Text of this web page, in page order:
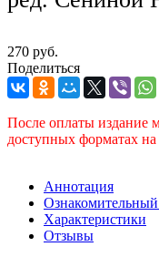
270 руб.
Поделиться
После оплаты издание
доступных форматах на
Аннотация
Характеристики
Отзывы